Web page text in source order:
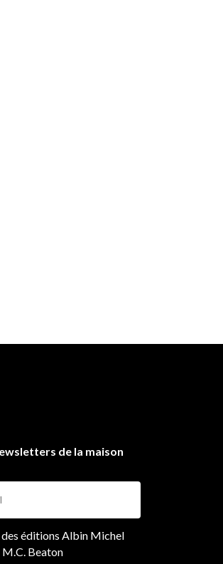
de la maison
des éditions Albin Michel
M.C. Beaton